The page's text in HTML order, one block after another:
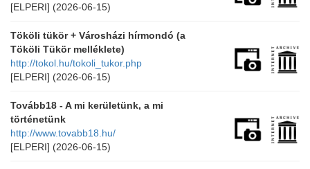
[ELPERI] (2026-06-15)
Tököli tükör + Városházi hírmondó (a
Tököli Tükör melléklete)
http://tokol.hu/tokoli_tukor.php
[ELPERI] (2026-06-15)
Tovább18 - A mi kerületünk, a mi
történetünk
http://www.tovabb18.hu/
[ELPERI] (2026-06-15)